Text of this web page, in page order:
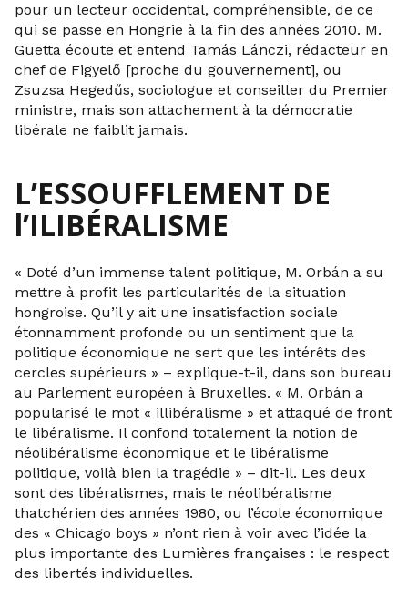
pour un lecteur occidental, compréhensible, de ce
qui se passe en Hongrie à la fin des années 2010. M.
Guetta écoute et entend Tamás Lánczi, rédacteur en
chef de Figyelő [proche du gouvernement], ou
Zsuzsa Hegedűs, sociologue et conseiller du Premier
ministre, mais son attachement à la démocratie
libérale ne faiblit jamais.
L’ESSOUFFLEMENT DE
l’ILIBÉRALISME
« Doté d’un immense talent politique, M. Orbán a su
mettre à profit les particularités de la situation
hongroise. Qu’il y ait une insatisfaction sociale
étonnamment profonde ou un sentiment que la
politique économique ne sert que les intérêts des
cercles supérieurs » – explique-t-il, dans son bureau
au Parlement européen à Bruxelles. « M. Orbán a
popularisé le mot « illibéralisme » et attaqué de front
le libéralisme. Il confond totalement la notion de
néolibéralisme économique et le libéralisme
politique, voilà bien la tragédie » – dit-il. Les deux
sont des libéralismes, mais le néolibéralisme
thatchérien des années 1980, ou l’école économique
des « Chicago boys » n’ont rien à voir avec l’idée la
plus importante des Lumières françaises : le respect
des libertés individuelles.